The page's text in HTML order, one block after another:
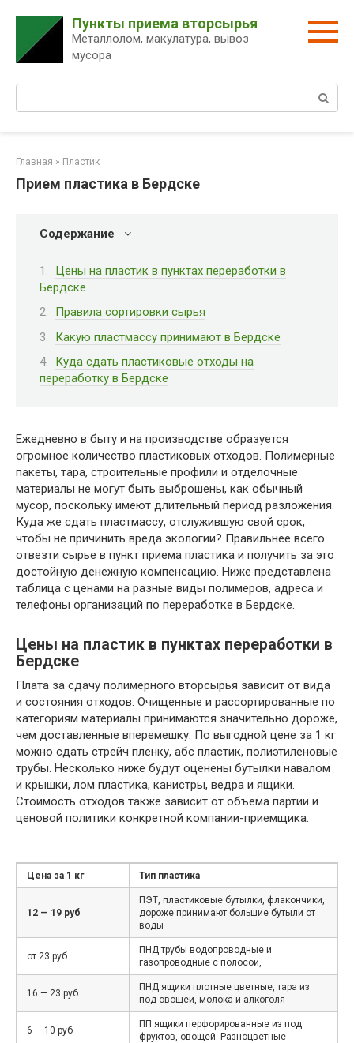
контенту
Пункты приема вторсырья
Металлолом, макулатура, вывоз
мусора
Главная » Пластик
Прием пластика в Бердске
Содержание
Цены на пластик в пунктах переработки в
Бердске
Правила сортировки сырья
Какую пластмассу принимают в Бердске
Куда сдать пластиковые отходы на
переработку в Бердске
Ежедневно в быту и на производстве образуется
огромное количество пластиковых отходов. Полимерные
пакеты, тара, строительные профили и отделочные
материалы не могут быть выброшены, как обычный
мусор, поскольку имеют длительный период разложения.
Куда же сдать пластмассу, отслужившую свой срок,
чтобы не причинить вреда экологии? Правильнее всего
отвезти сырье в пункт приема пластика и получить за это
достойную денежную компенсацию. Ниже представлена
таблица с ценами на разные виды полимеров, адреса и
телефоны организаций по переработке в Бердске.
Цены на пластик в пунктах переработки в
Бердске
Плата за сдачу полимерного вторсырья зависит от вида
и состояния отходов. Очищенные и рассортированные по
категориям материалы принимаются значительно дороже,
чем доставленные вперемешку. По выгодной цене за 1 кг
можно сдать стрейч пленку, абс пластик, полиэтиленовые
трубы. Несколько ниже будут оценены бутылки навалом
и крышки, лом пластика, канистры, ведра и ящики.
Стоимость отходов также зависит от объема партии и
ценовой политики конкретной компании-приемщика.
Цена за 1 кг Тип пластика
12 — 19 руб
ПЭТ, пластиковые бутылки, флакончики,
дороже принимают большие бутыли от
воды
от 23 руб
ПНД трубы водопроводные и
газопроводные с полосой,
16 — 23 руб
ПНД ящики плотные цветные, тара из
под овощей, молока и алкоголя
6 — 10 руб
ПП ящики перфорированные из под
фруктов, овощей. Разноцветные